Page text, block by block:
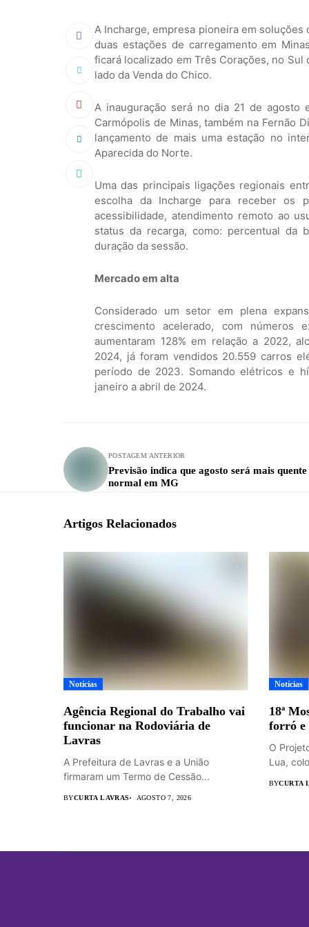
A Incharge, empresa pioneira em
duas estações de carregamento em
ficará localizado em Três Corações, no
lado da Venda do Chico.
A inauguração será no dia 21 de
Carmópolis de Minas, também na Fernão
lançamento de mais uma estação no
Aparecida do Norte.
Uma das principais ligações regionais
escolha da Incharge para receber os
acessibilidade, atendimento remoto ao
status da recarga, como: percentual da
duração da sessão.
Mercado em alta
Considerado um setor em plena
crescimento acelerado, com números
aumentaram 128% em relação a 2022,
2024, já foram vendidos 20.559 carros
período de 2023. Somando elétricos e
janeiro a abril de 2024.
POSTAGEM ANTERIOR
Previsão indica que agosto será mais quente
normal em MG
Artigos Relacionados
Notícias
Agência Regional do Trabalho vai
funcionar na Rodoviária de
Lavras
A Prefeitura de Lavras e a União
firmaram um Termo de Cessão...
BYCURTA LAVRAS AGOSTO 7, 2026
Notícias
18ª
forró e
O
Lua,
BYCURTA